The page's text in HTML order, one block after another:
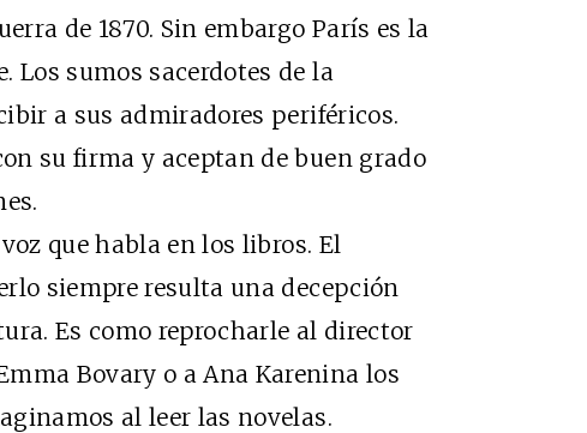
de 1870. Sin embargo París es la
Los sumos sacerdotes de la
a sus admiradores periféricos.
su firma y aceptan de buen grado
que habla en los libros. El
siempre resulta una decepción
Es como reprocharle al director
Bovary o a Ana Karenina los
al leer las novelas.